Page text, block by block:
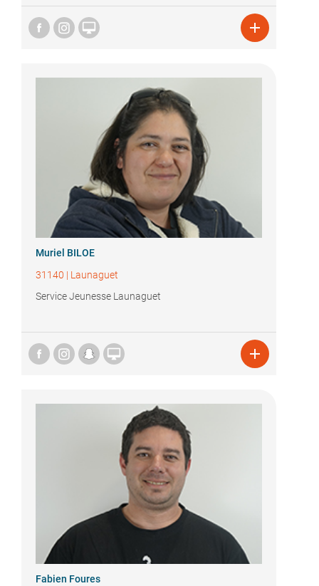
 
Muriel BILOE
31140 | Launaguet
Service Jeunesse Launaguet
 
Fabien Foures